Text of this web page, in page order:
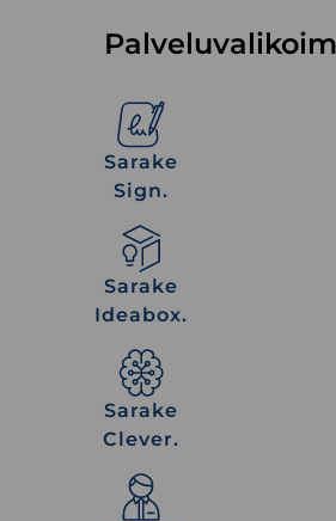
Sarake
Sign.
Sarake
Ideabox.
Sarake
Clever.